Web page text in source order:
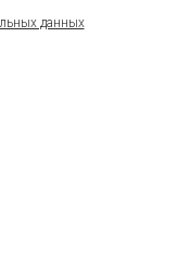
данных